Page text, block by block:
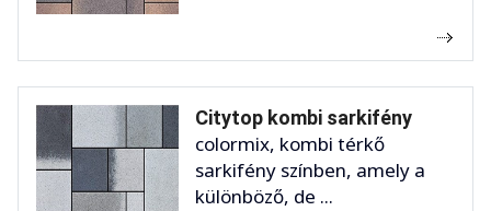
Citytop kombi sarkifény
colormix, kombi térkő
sarkifény színben, amely a
különböző, de ...